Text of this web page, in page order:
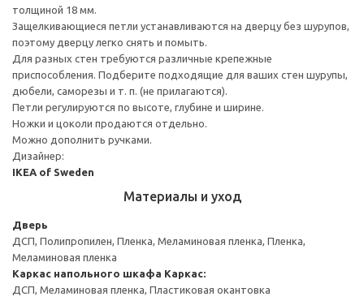
толщиной 18 мм.
Защелкивающиеся петли устанавливаются на дверцу без шурупов,
поэтому дверцу легко снять и помыть.
Для разных стен требуются различные крепежные
приспособления. Подберите подходящие для ваших стен шурупы,
дюбели, саморезы и т. п. (не прилагаются).
Петли регулируются по высоте, глубине и ширине.
Ножки и цоколи продаются отдельно.
Можно дополнить ручками.
Дизайнер:
IKEA of Sweden
Материалы и уход
Дверь
ДСП, Полипропилен, Пленка, Меламиновая пленка, Пленка,
Меламиновая пленка
Каркас напольного шкафа Каркас:
ДСП, Меламиновая пленка, Пластиковая окантовка